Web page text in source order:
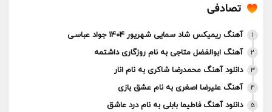
تصادفی
1 آهنگ ریمیکس شاد سمایی شهریور 1404 جواد عباسی
2 آهنگ ابوالفضل متاجی به نام روزگاری داشتمه
3 دانلود آهنگ محمدرضا شاکری به نام انار
4 آهنگ علیرضا اصغری به نام عشق بازی
5 دانلود آهنگ فاطیما بابلی به نام درد عاشق